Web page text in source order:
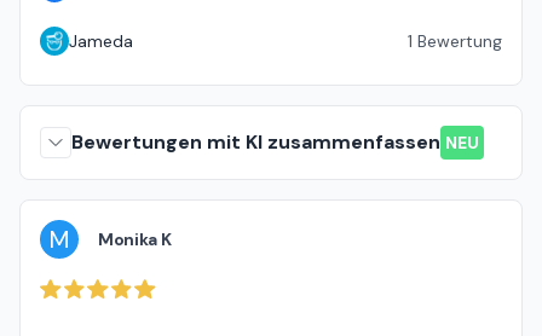
Jameda 1 Bewertung
Bewertungen mit KI zusammenfassen NEU
M Monika K